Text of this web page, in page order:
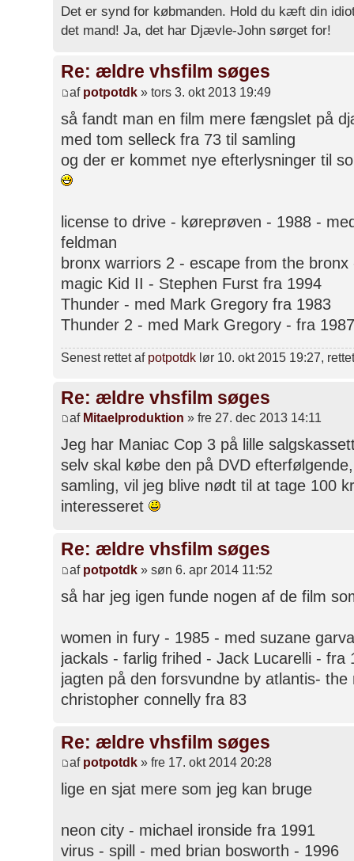
Det er synd for købmanden. Hold du kæft din
det mand! Ja, det har Djævle-John sørget for!
Re: ældre vhsfilm søges
af potpotdk » tors 3. okt 2013 19:49
så fandt man en film mere fængslet på
med tom selleck fra 73 til samling
og der er kommet nye efterlysninger til
license to drive - køreprøven - 1988 -
feldman
bronx warriors 2 - escape from the
magic Kid II - Stephen Furst fra 1994
Thunder - med Mark Gregory fra 1983
Thunder 2 - med Mark Gregory - fra 1987
Senest rettet af potpotdk lør 10. okt 2015 19:27,
Re: ældre vhsfilm søges
af Mitaelproduktion » fre 27. dec 2013 14:11
Jeg har Maniac Cop 3 på lille
selv skal købe den på DVD
samling, vil jeg blive nødt til at tage 100
interesseret
Re: ældre vhsfilm søges
af potpotdk » søn 6. apr 2014 11:52
så har jeg igen funde nogen af de film
women in fury - 1985 - med suzane
jackals - farlig frihed - Jack Lucarelli - fra
jagten på den forsvundne by atlantis-
christopher connelly fra 83
Re: ældre vhsfilm søges
af potpotdk » fre 17. okt 2014 20:28
lige en sjat mere som jeg kan bruge
neon city - michael ironside fra 1991
virus - spill - med brian bosworth - 1996